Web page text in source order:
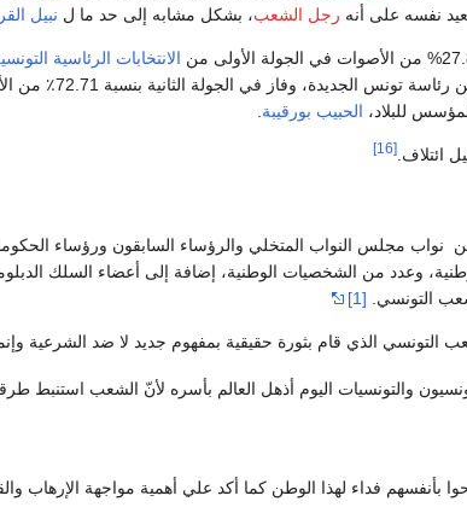
نفسه على أنه رجل الشعب، بشكل مشابه إلى حد ما ل نبيل
الانتخابات الرئاسية التونسية
للبلاد، الحبيب بورقيبة.
ائتلاف.[16]
نواب مجلس النواب المتخلي والرؤساء السابقون ورؤساء
وعدد من الشخصيات الوطنية، إضافة إلى أعضاء السلك
التونسي. [1]
التونسي الذي قام بثورة حقيقية بمفهوم جديد لا ضد الشرعية وإنما
والتونسيات اليوم أذهل العالم بأسره لأنّ الشعب استنبط
بأنفسهم فداء لهذا الوطن كما أكد علي أهمية مواجهة الإرهاب